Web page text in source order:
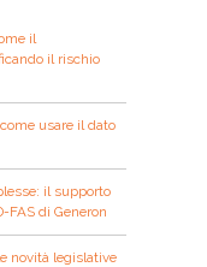
il
il rischio
usare il dato
il supporto
FAS di Generon
novità legislative